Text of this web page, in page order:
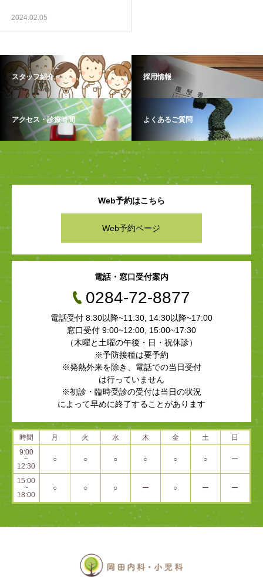
2024.02.05
スタッフ紹介 採用情報
アクセス・診療時間 よくあるご質問
Web予約はこちら
Web予約ページ
電話・窓口受付案内
0284-72-8877
電話受付 8:30以降~11:30, 14:30以降~17:00
窓口受付 9:00~12:00, 15:00~17:30
（木曜と土曜の午後・日・祝休診）
※予防接種は要予約
※発熱外来を除き、電話での当日受付
は行っていません
※初診・臨時受診の受付は当日の状況
によって早めに終了することがあります
時間 月 火 水 木 金 土
日
9:00
~
12:30
○ ○ ○ ○ ○ ○ ー
15:00
~
18:00
○ ○ ○ ー ○ ー ー